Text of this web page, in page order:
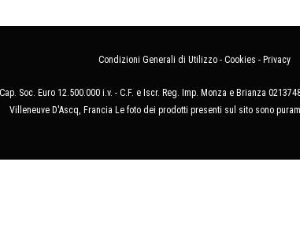
Condizioni Generali di Utilizzo - Cookies - Privacy
Soc. Euro 12.500.000 i.v. - C.F. e Iscr. Reg. Imp. Monza e Brianza
Villeneuve D'Ascq, Francia Le foto dei prodotti presenti sul sito sono